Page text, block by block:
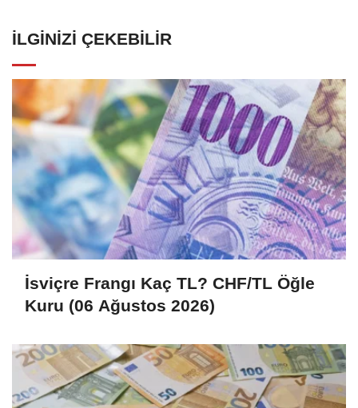
İLGINIZI ÇEKEBILIR
İsviçre Frangı Kaç TL? CHF/TL Öğle
Kuru (06 Ağustos 2026)